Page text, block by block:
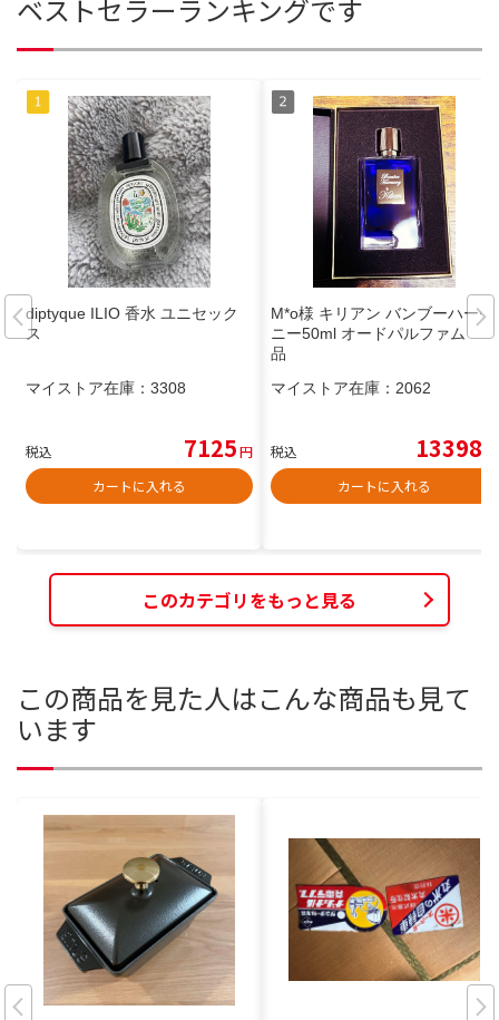
ベストセラーランキングです
diptyque ILIO 香水 ユニセック
ス
マイストア在庫： 3308
税込 7125円
カートに入れる
M*o様 キリアン バンブーハーモ
ニー50ml オードパルファム 美
品
マイストア在庫： 2062
税込 13398
カートに入れる
このカテゴリをもっと見る
この商品を見た人はこんな商品も見て
います